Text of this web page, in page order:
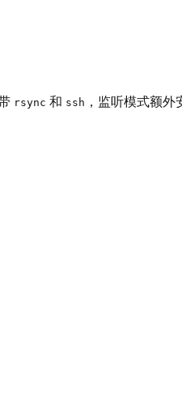
rsync 和 ssh ，监听模式额外